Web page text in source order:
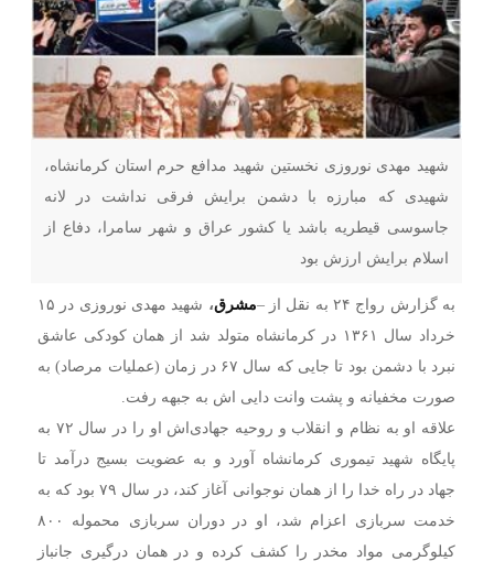
شهید مهدی نوروزی نخستین شهید مدافع حرم استان کرمانشاه،
شهیدی که مبارزه با دشمن برایش فرقی نداشت در لانه
جاسوسی قیطریه باشد یا کشور عراق و شهر سامرا، دفاع از
اسلام برایش ارزش بود
به گزارش رواج ۲۴ به نقل از – مشرق،
شهید مهدی نوروزی در ۱۵
خرداد سال ۱۳۶۱ در کرمانشاه متولد شد از همان کودکی عاشق
نبرد با دشمن بود تا جایی که سال ۶۷ در زمان (عملیات مرصاد) به
صورت مخفیانه و پشت وانت دایی اش به جبهه رفت.
علاقه او به نظام و انقلاب و روحیه جهادی‌اش او را در سال ۷۲ به
پایگاه شهید تیموری کرمانشاه آورد و به عضویت بسیج درآمد تا
جهاد در راه خدا را از همان نوجوانی آغاز کند، در سال ۷۹ بود که به
خدمت سربازی اعزام شد، او در دوران سربازی محموله ۸۰۰
کیلوگرمی مواد مخدر را کشف کرده و در همان درگیری جانباز